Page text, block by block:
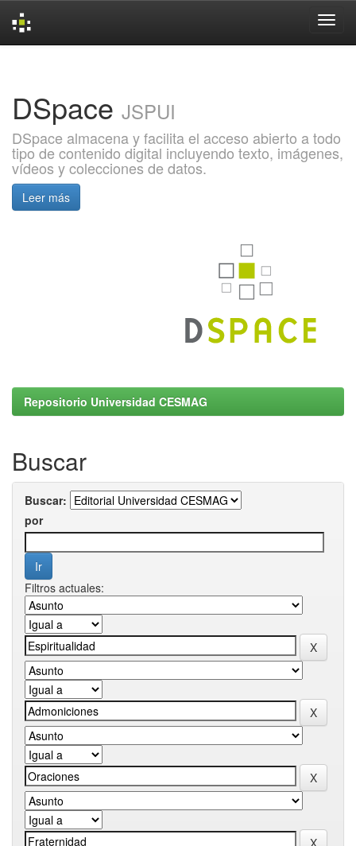
DSpace JSPUI
DSpace almacena y facilita el acceso abierto a todo
tipo de contenido digital incluyendo texto, imágenes,
vídeos y colecciones de datos.
Leer más
Repositorio Universidad CESMAG
Buscar
Buscar:
por
Filtros actuales: